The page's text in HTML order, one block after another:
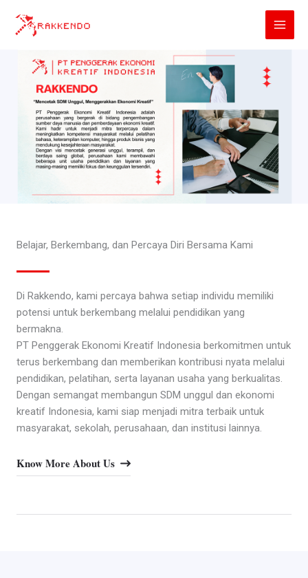
Belajar, Berkembang, dan Percaya Diri Bersama Kami
Di Rakkendo, kami percaya bahwa setiap individu memiliki
potensi untuk berkembang melalui pendidikan yang
bermakna.
PT Penggerak Ekonomi Kreatif Indonesia berkomitmen untuk
terus berkembang dan memberikan kontribusi nyata melalui
pendidikan, pelatihan, serta layanan usaha yang berkualitas.
Dengan semangat membangun SDM unggul dan ekonomi
kreatif Indonesia, kami siap menjadi mitra terbaik untuk
masyarakat, sekolah, perusahaan, dan institusi lainnya.
Know More About Us